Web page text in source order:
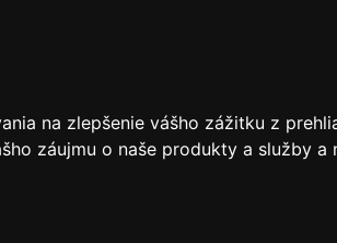
na zlepšenie vášho zážitku z
záujmu o naše produkty a služby